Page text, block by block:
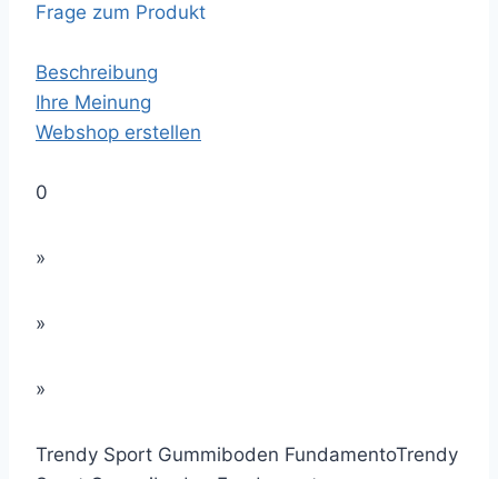
Frage zum Produkt
Beschreibung
Ihre Meinung
Webshop erstellen
0
»
»
»
Trendy Sport Gummiboden FundamentoTrendy